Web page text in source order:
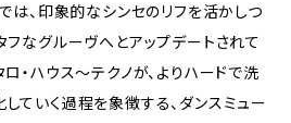
は、印象的なシンセのリフを活かしつ
フなグルーヴへとアップデートされて
・ハウス〜テクノが、よりハードで洗
ていく過程を象徴する、ダンスミュー